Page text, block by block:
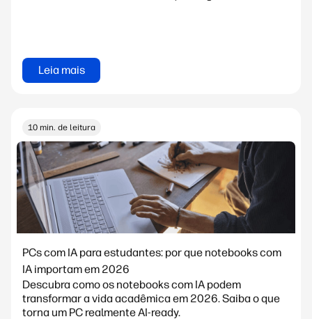
Leia mais
10 min. de leitura
PCs com IA para estudantes: por que notebooks com
IA importam em 2026
Descubra como os notebooks com IA podem
transformar a vida acadêmica em 2026. Saiba o que
torna um PC realmente AI-ready.